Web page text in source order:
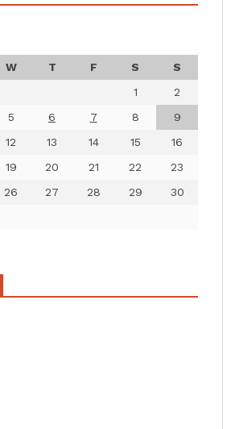
W T F S
S
1
2
5 6 7 8
9
12 13 14 15
16
19 20 21 22
23
26 27 28 29
30